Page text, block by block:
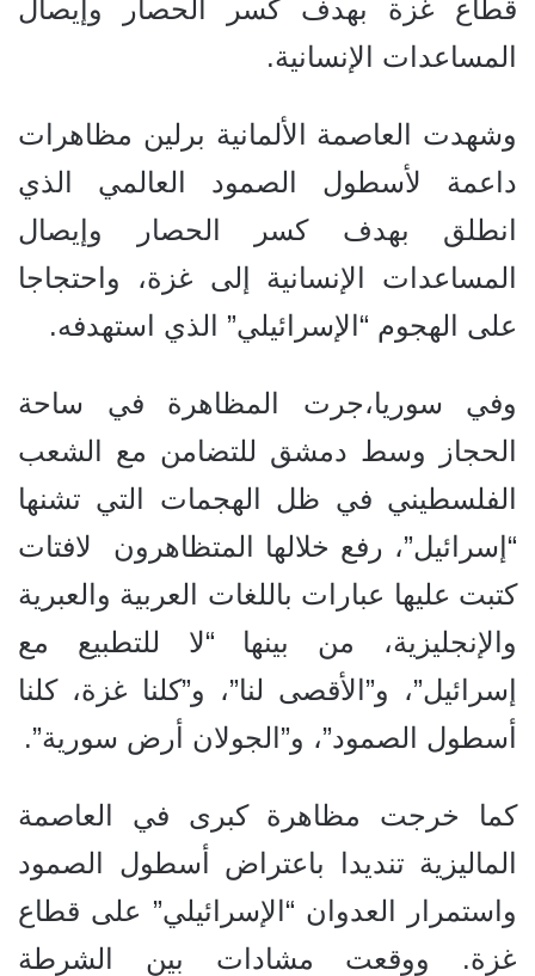
قطاع غزة بهدف كسر الحصار وإيصال
المساعدات الإنسانية.
وشهدت العاصمة الألمانية برلين مظاهرات
داعمة لأسطول الصمود العالمي الذي
انطلق بهدف كسر الحصار وإيصال
المساعدات الإنسانية إلى غزة، واحتجاجا
على الهجوم “الإسرائيلي” الذي استهدفه.
وفي سوريا،جرت المظاهرة في ساحة
الحجاز وسط دمشق للتضامن مع الشعب
الفلسطيني في ظل الهجمات التي تشنها
“إسرائيل”، رفع خلالها المتظاهرون لافتات
كتبت عليها عبارات باللغات العربية والعبرية
والإنجليزية، من بينها “لا للتطبيع مع
إسرائيل”، و”الأقصى لنا”، و”كلنا غزة، كلنا
أسطول الصمود”، و”الجولان أرض سورية”.
كما خرجت مظاهرة كبرى في العاصمة
الماليزية تنديدا باعتراض أسطول الصمود
واستمرار العدوان “الإسرائيلي” على قطاع
غزة. ووقعت مشادات بين الشرطة